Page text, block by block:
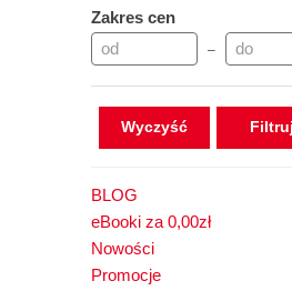
Zakres cen
–
Wyczyść
BLOG
eBooki za 0,00zł
Nowości
Promocje